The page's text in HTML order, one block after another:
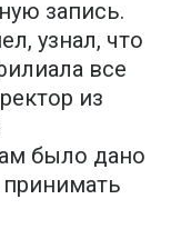
запись.
узнал, что
все
из
было дано